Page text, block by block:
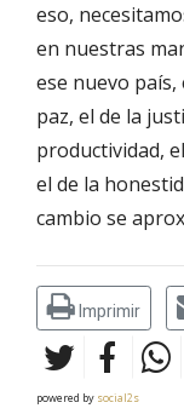
eso,
en nuestras
ese nuevo
paz, el de la
productividad,
el de la
cambio se
Imprimir
powered by social2s